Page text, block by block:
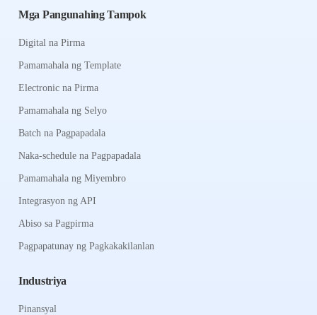
Mga Pangunahing Tampok
Digital na Pirma
Pamamahala ng Template
Electronic na Pirma
Pamamahala ng Selyo
Batch na Pagpapadala
Naka-schedule na Pagpapadala
Pamamahala ng Miyembro
Integrasyon ng API
Abiso sa Pagpirma
Pagpapatunay ng Pagkakakilanlan
Industriya
Pinansyal